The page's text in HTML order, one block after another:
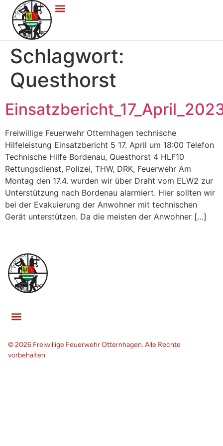
Schlagwort:
Questhorst
Freiwillige Feuerwehr Otternhagen technische
Hilfeleistung Einsatzbericht 5 17. April um 18:00 Telefon
Technische Hilfe Bordenau, Questhorst 4 HLF10
Rettungsdienst, Polizei, THW, DRK, Feuerwehr Am
Montag den 17.4. wurden wir über Draht vom ELW2 zur
Unterstützung nach Bordenau alarmiert. Hier sollten wir
bei der Evakuierung der Anwohner mit technischen
Gerät unterstützen. Da die meisten der Anwohner […]
© 2026 Freiwillige Feuerwehr Otternhagen. Alle Rechte
vorbehalten.